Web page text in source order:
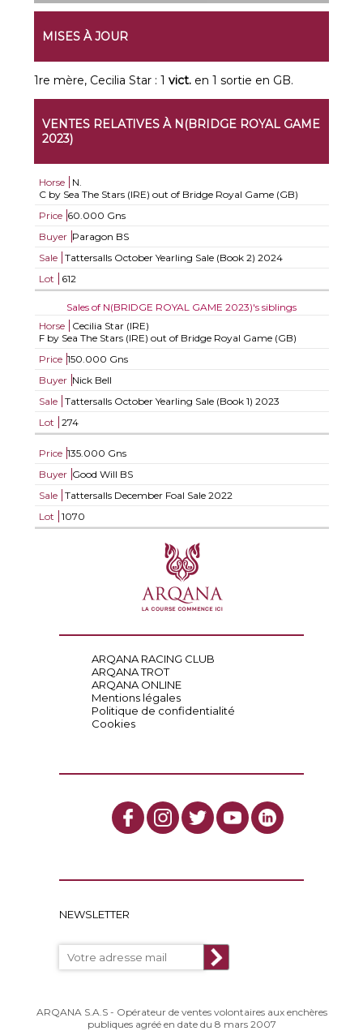
MISES À JOUR
1re mère, Cecilia Star : 1vict. en 1 sortie en GB.
VENTES RELATIVES À N(BRIDGE ROYAL GAME
2023)
Horse
N.
C by Sea The Stars (IRE) out of Bridge Royal Game (GB)
Price 60.000 Gns
Buyer Paragon BS
Sale
Tattersalls October Yearling Sale (Book 2) 2024
Lot
612
Sales of N(BRIDGE ROYAL GAME 2023)'s siblings
Horse
Cecilia Star (IRE)
F by Sea The Stars (IRE) out of Bridge Royal Game (GB)
Price 150.000 Gns
Buyer Nick Bell
Sale
Tattersalls October Yearling Sale (Book 1) 2023
Lot
274
Price 135.000 Gns
Buyer Good Will BS
Sale
Tattersalls December Foal Sale 2022
Lot
1070
ARQANA RACING CLUB
ARQANA TROT
ARQANA ONLINE
Mentions légales
Politique de confidentialité
Cookies
NEWSLETTER
ARQANA S.A.S - Opérateur de ventes volontaires aux enchères
publiques agréé en date du 8 mars 2007